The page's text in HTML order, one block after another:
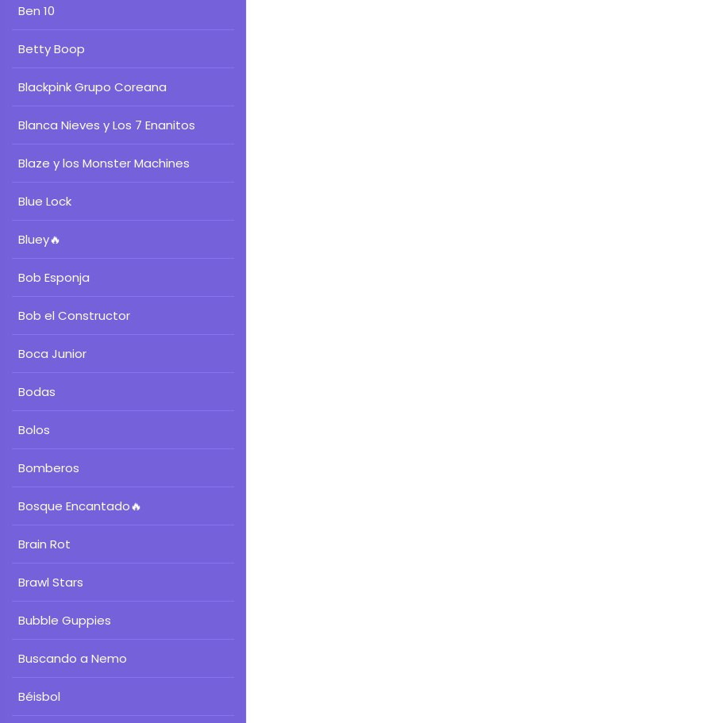
Ben 10
Betty Boop
Blackpink Grupo Coreana
Blanca Nieves y Los 7 Enanitos
Blaze y los Monster Machines
Blue Lock
Bluey🔥
Bob Esponja
Bob el Constructor
Boca Junior
Bodas
Bolos
Bomberos
Bosque Encantado🔥
Brain Rot
Brawl Stars
Bubble Guppies
Buscando a Nemo
Béisbol